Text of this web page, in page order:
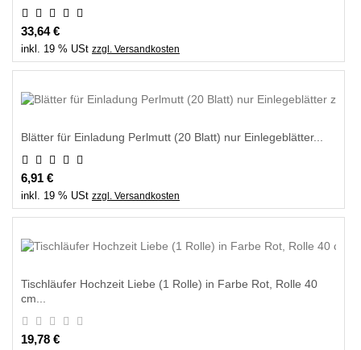
33,64 €
inkl. 19 % USt zzgl. Versandkosten
Blätter für Einladung Perlmutt (20 Blatt) nur Einlegeblätter...
6,91 €
inkl. 19 % USt zzgl. Versandkosten
Tischläufer Hochzeit Liebe (1 Rolle) in Farbe Rot, Rolle 40
cm...
19,78 €